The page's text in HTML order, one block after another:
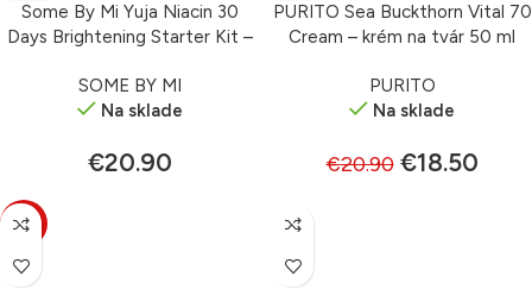
Some By Mi Yuja Niacin 30
Days Brightening Starter Kit –
SOME BY MI
Na sklade
€20.90
PURITO Sea Buckthorn Vital 70
Cream – krém na tvár 50 ml
PURITO
Na sklade
€20.90 €18.50
-14%